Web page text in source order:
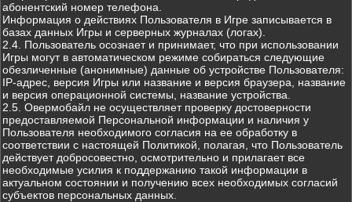
абонентский номер телефона.
Информация о действиях Пользователя в Игре записывается в
базах данных Игры и серверных журналах (логах).
2.4. Пользователь осознает и принимает, что при использовании
Игры могут в автоматическом режиме собираться следующие
обезличенные (анонимные) данные об устройстве Пользователя:
IP-адрес, версия Игры или название и версия браузера, название
и версия операционной системы, название устройства.
2.5. Овермобайл не осуществляет проверку достоверности
предоставляемой Персональной информации и наличия у
Пользователя необходимого согласия на ее обработку в
соответствии с настоящей Политикой, полагая, что Пользователь
действует добросовестно, осмотрительно и прилагает все
необходимые усилия к поддержанию такой информации в
актуальном состоянии и получению всех необходимых согласий
субъектов персональных данных.